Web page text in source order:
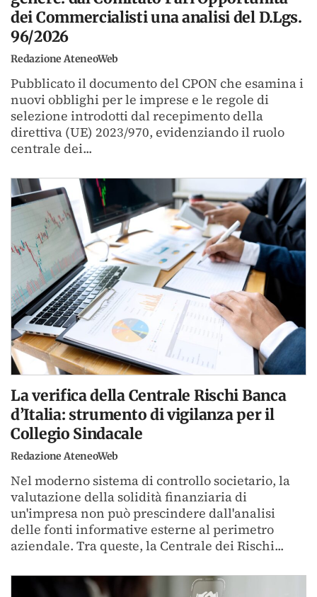
dei Commercialisti una analisi del D.Lgs.
96/2026
Redazione AteneoWeb
Pubblicato il documento del CPON che esamina i
nuovi obblighi per le imprese e le regole di
selezione introdotti dal recepimento della
direttiva (UE) 2023/970, evidenziando il ruolo
centrale dei...
La verifica della Centrale Rischi Banca
d’Italia: strumento di vigilanza per il
Collegio Sindacale
Redazione AteneoWeb
Nel moderno sistema di controllo societario, la
valutazione della solidità finanziaria di
un'impresa non può prescindere dall'analisi
delle fonti informative esterne al perimetro
aziendale. Tra queste, la Centrale dei Rischi...